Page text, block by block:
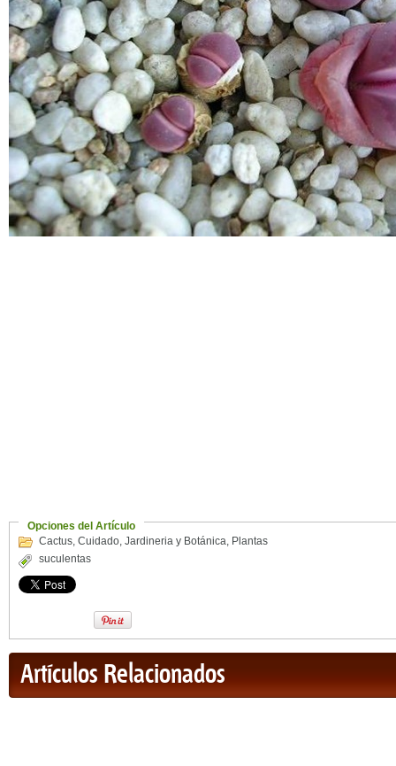
Opciones del Artículo
Cactus, Cuidado, Jardineria y Botánica, Plantas
suculentas
Artículos Relacionados